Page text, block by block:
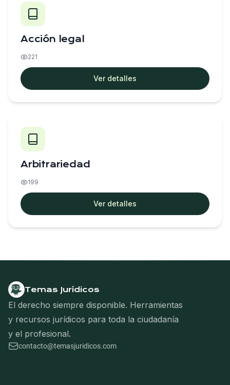
Acción legal
221
Ver detalles
Arbitrariedad
199
Ver detalles
Temas Jurídicos
El derecho siempre disponible. Herramientas
y recursos jurídicos para toda la ciudadanía
y el profesional.
contacto@temasjuridicos.com